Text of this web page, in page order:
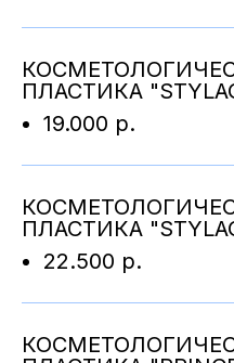
ПЛАСТИКА
19.000 р.
ПЛАСТИКА
22.500 р.